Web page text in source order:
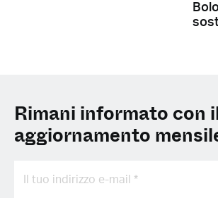
Rimani informato con
aggiornamento